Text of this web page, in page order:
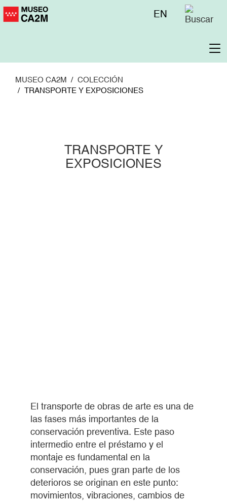
Pasar
Menú
EN
MUSEO CA2M
COLECCIÓN
TRANSPORTE Y EXPOSICIONES
TRANSPORTE Y
EXPOSICIONES
El transporte de obras de arte es una de
las fases más importantes de la
conservación preventiva. Este paso
intermedio entre el préstamo y el
montaje es fundamental en la
conservación, pues gran parte de los
deterioros se originan en este punto:
movimientos, vibraciones, cambios de